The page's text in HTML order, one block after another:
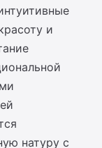
и
натуру с